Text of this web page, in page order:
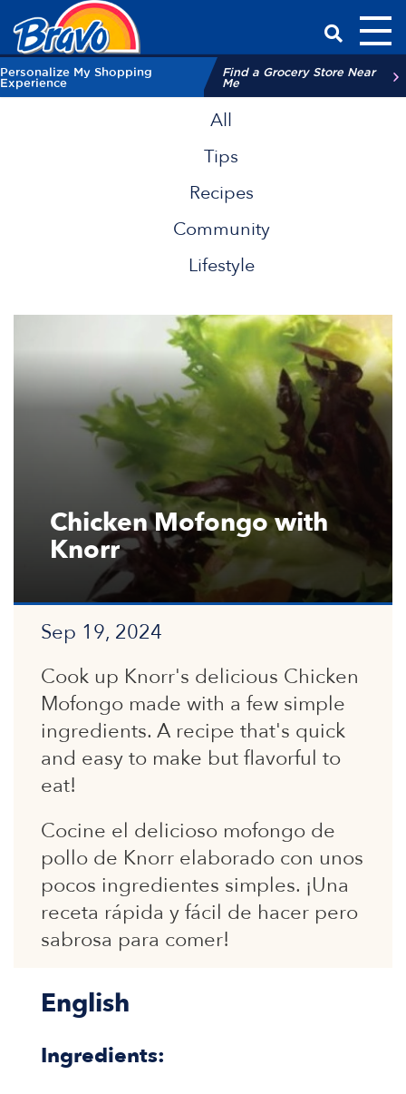
Have a
Personalize My Shopping
Experience
Find a Grocery Store Near
Me
All
Tips
Recipes
Community
Lifestyle
Chicken Mofongo with
Knorr
Sep 19, 2024
Cook up Knorr's delicious Chicken
Mofongo made with a few simple
ingredients. A recipe that's quick
and easy to make but flavorful to
eat!
Cocine el delicioso mofongo de
pollo de Knorr elaborado con unos
pocos ingredientes simples. ¡Una
receta rápida y fácil de hacer pero
sabrosa para comer!
English
Ingredients: